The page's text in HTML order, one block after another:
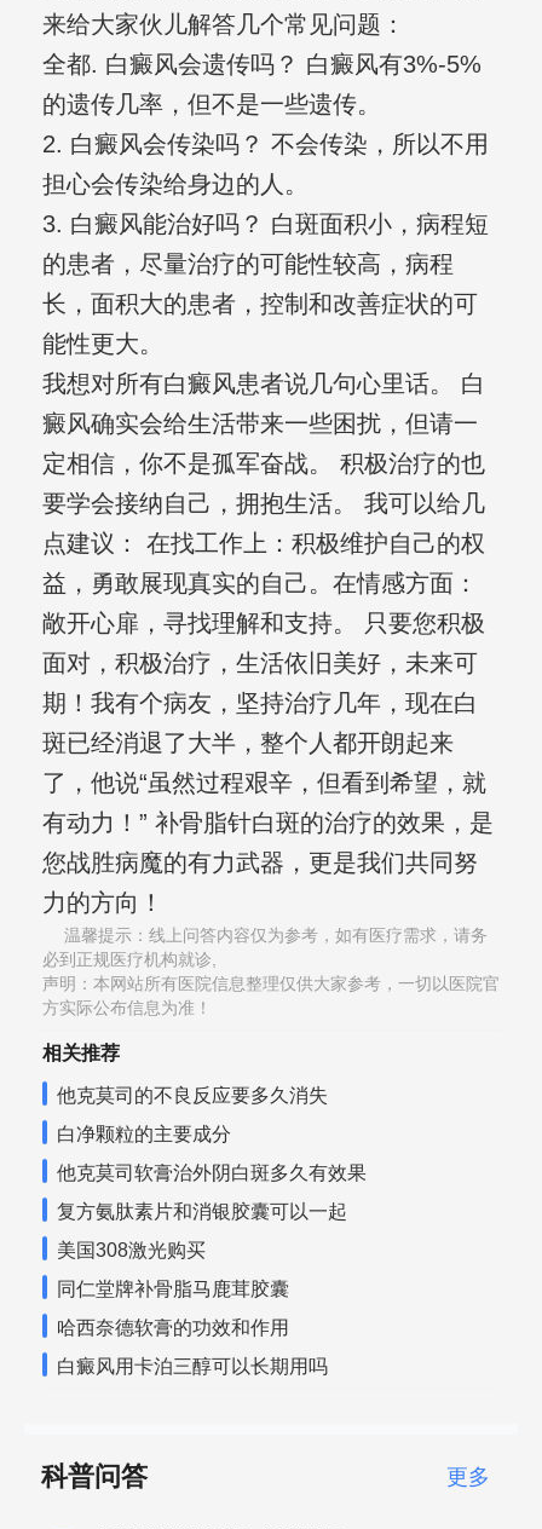
来给大家伙儿解答几个常见问题：
全都. 白癜风会遗传吗？ 白癜风有3%-5%
的遗传几率，但不是一些遗传。
2. 白癜风会传染吗？ 不会传染，所以不用
担心会传染给身边的人。
3. 白癜风能治好吗？ 白斑面积小，病程短
的患者，尽量治疗的可能性较高，病程
长，面积大的患者，控制和改善症状的可
能性更大。
我想对所有白癜风患者说几句心里话。 白
癜风确实会给生活带来一些困扰，但请一
定相信，你不是孤军奋战。 积极治疗的也
要学会接纳自己，拥抱生活。 我可以给几
点建议： 在找工作上：积极维护自己的权
益，勇敢展现真实的自己。在情感方面：
敞开心扉，寻找理解和支持。 只要您积极
面对，积极治疗，生活依旧美好，未来可
期！我有个病友，坚持治疗几年，现在白
斑已经消退了大半，整个人都开朗起来
了，他说“虽然过程艰辛，但看到希望，就
有动力！” 补骨脂针白斑的治疗的效果，是
您战胜病魔的有力武器，更是我们共同努
力的方向！
温馨提示：线上问答内容仅为参考，如有医疗需求，请务
必到正规医疗机构就诊,
声明：本网站所有医院信息整理仅供大家参考，一切以医院官
方实际公布信息为准！
相关推荐
他克莫司的不良反应要多久消失
白净颗粒的主要成分
他克莫司软膏治外阴白斑多久有效果
复方氨肽素片和消银胶囊可以一起
美国308激光购买
同仁堂牌补骨脂马鹿茸胶囊
哈西奈德软膏的功效和作用
白癜风用卡泊三醇可以长期用吗
科普问答 更多